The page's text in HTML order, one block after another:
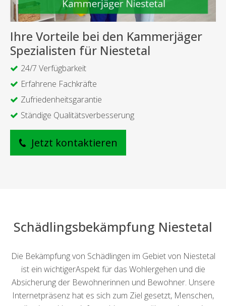
Ihre Vorteile bei den Kammerjäger
Spezialisten für Niestetal
24/7 Verfügbarkeit
Erfahrene Fachkräfte
Zufriedenheitsgarantie
Ständige Qualitätsverbesserung
Jetzt kontaktieren
Schädlingsbekämpfung Niestetal
Die Bekämpfung von Schädlingen im Gebiet von Niestetal
ist ein wichtigerAspekt für das Wohlergehen und die
Absicherung der Bewohnerinnen und Bewohner. Unsere
Internetpräsenz hat es sich zum Ziel gesetzt, Menschen,